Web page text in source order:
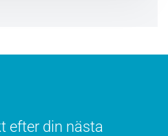
efter din nästa